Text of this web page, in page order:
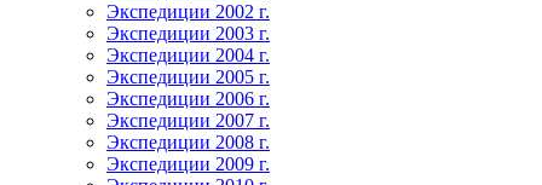
Экспедиции 2002 г.
Экспедиции 2003 г.
Экспедиции 2004 г.
Экспедиции 2005 г.
Экспедиции 2006 г.
Экспедиции 2007 г.
Экспедиции 2008 г.
Экспедиции 2009 г.